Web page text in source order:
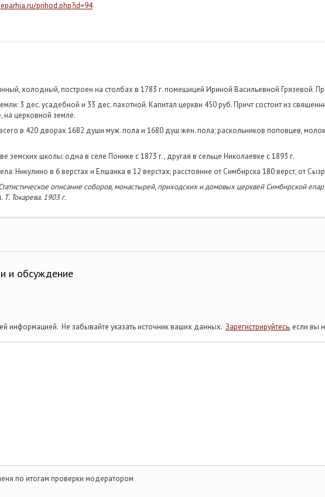
prihod.php?id=94
холодный, построен на столбах в 1783 г. помещицей Ириной Васильевной Грязевой.
3 дес. усадебной и 33 дес. пахотной. Капитал церкви 450 руб. Причт состоит из
на церковной земле.
в 420 дворах 1682 души муж. пола и 1680 душ жен. пола; раскольников поповцев,
земских школы: одна в селе Понике с 1873 г., другая в сельце Николаевке с 1893 г.
Никулино в 6 верстах и Елшанка в 12 верстах; расстояние от Симбирска 180 верст, от
описание соборов, монастырей, приходских и домовых церквей Симбирской
Т. Токарева. 1903 г.
и обсуждение
информацией. Не забывайте указать источник ваших данных. Зарегистрируйтесь, если вы
по итогам проверки модератором